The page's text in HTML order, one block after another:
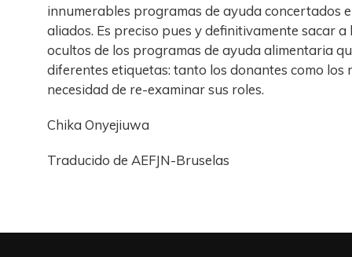
innumerables programas de ayuda concertados
aliados. Es preciso pues y definitivamente sacar a
ocultos de los programas de ayuda alimentaria
diferentes etiquetas: tanto los donantes como los
necesidad de re-examinar sus roles.
Chika Onyejiuwa
Traducido de AEFJN-Bruselas